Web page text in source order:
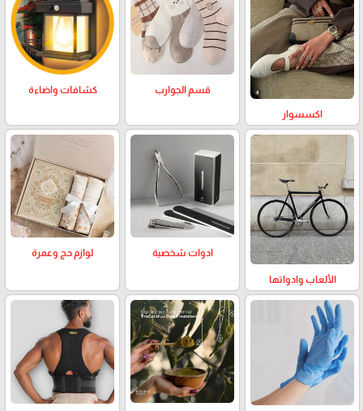
اكسسوار
قسم الجوارب كشافات واضاءة
الألعاب وادواتها
ادوات شخصية لوازم حج وعمرة